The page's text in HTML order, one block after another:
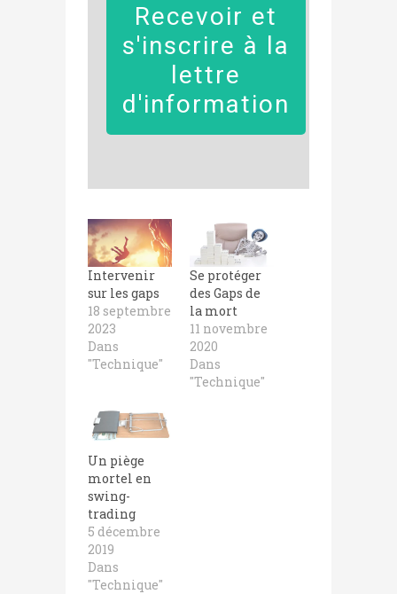
Recevoir et
s'inscrire à la
lettre
d'information
Intervenir
sur les gaps
18 septembre
2023
Dans
"Technique"
Se protéger
des Gaps de
la mort
11 novembre
2020
Dans
"Technique"
Un piège
mortel en
swing-
trading
5 décembre
2019
Dans
"Technique"